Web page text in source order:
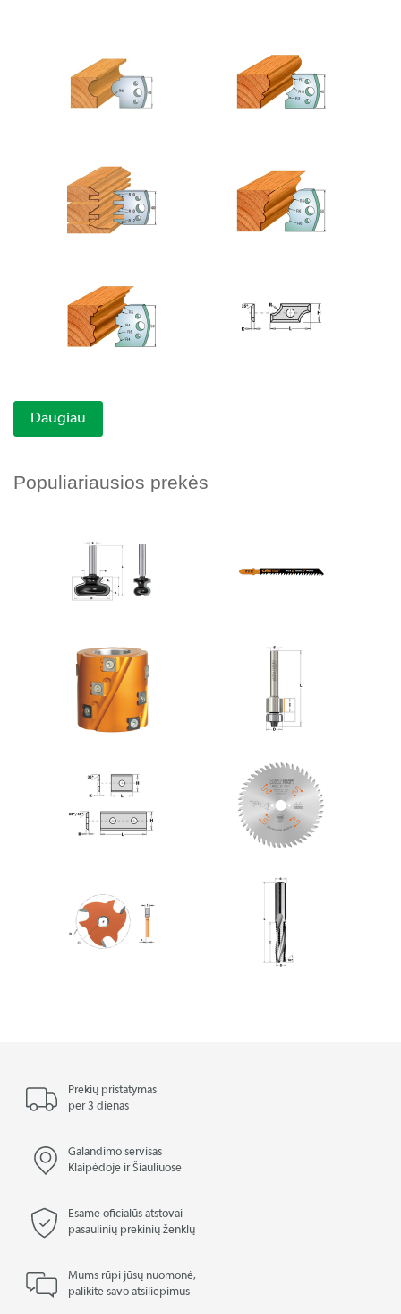
Daugiau
Populiariausios prekės
Prekių pristatymas
per 3 dienas
Galandimo servisas
Klaipėdoje ir Šiauliuose
Esame oficialūs atstovai
pasaulinių prekinių ženklų
Mums rūpi jūsų nuomonė,
palikite savo atsiliepimus